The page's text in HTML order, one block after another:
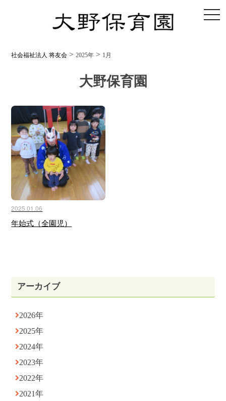
社会福祉法人 将友会 >2025年 > 1月
大野保育園
アーカイブ
2026年
2025年
2024年
2023年
2022年
2021年
2025.01.06
年始式（全園児）